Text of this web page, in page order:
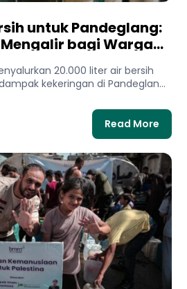
untuk Pandeglang:
bagi Warga
20.000 liter air bersih
kekeringan di Pandeglang,
Read More